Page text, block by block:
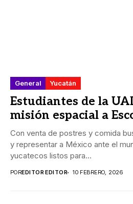
General Yucatán
Estudiantes de la
misión espacial a
Con venta de postres y comida
y representar a México ante el
yucatecos listos para...
POREDITOR EDITOR 10 FEBRERO, 2026